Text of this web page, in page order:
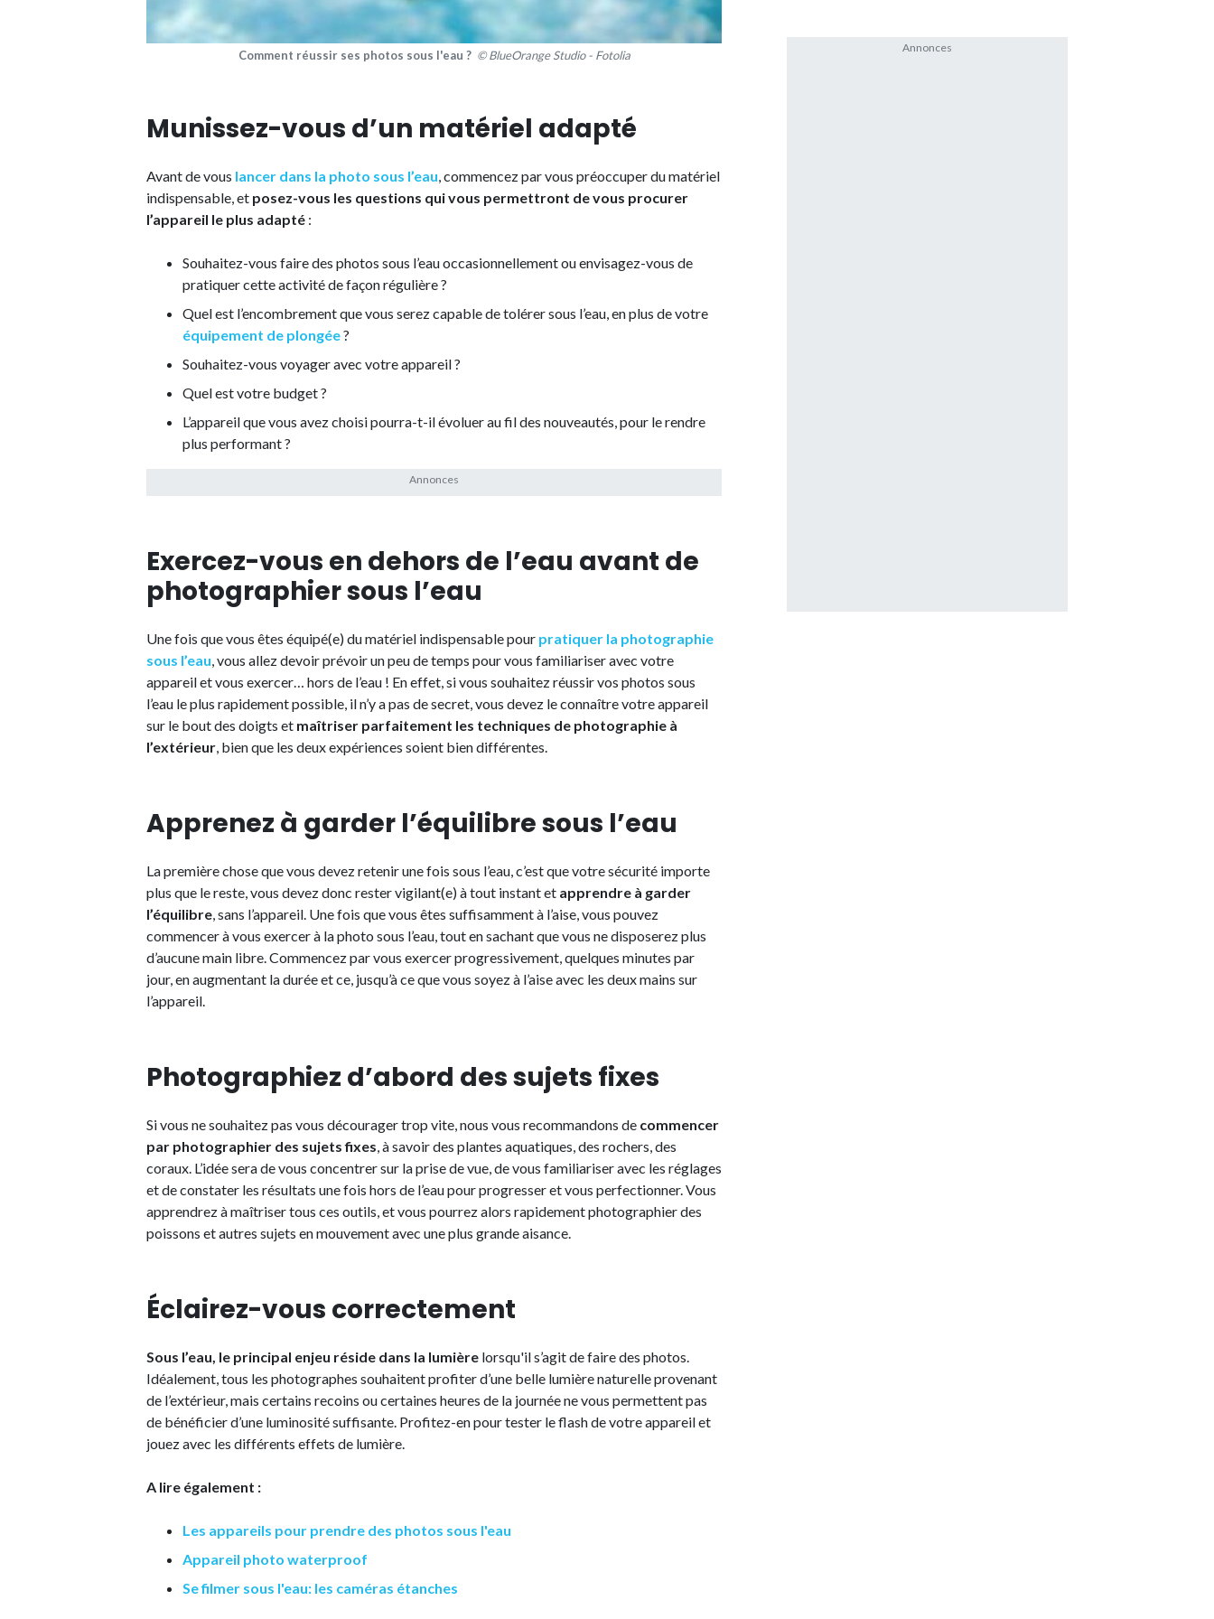
Comment réussir ses photos sous l'eau ? © BlueOrange Studio - Fotolia
Munissez-vous d’un matériel adapté
Avant de vous lancer dans la photo sous l’eau, commencez par vous préoccuper du matériel
indispensable, et posez-vous les questions qui vous permettront de vous procurer
l’appareil le plus adapté :
Souhaitez-vous faire des photos sous l’eau occasionnellement ou envisagez-vous de
pratiquer cette activité de façon régulière ?
Quel est l’encombrement que vous serez capable de tolérer sous l’eau, en plus de votre
équipement de plongée?
Souhaitez-vous voyager avec votre appareil ?
Quel est votre budget ?
L’appareil que vous avez choisi pourra-t-il évoluer au fil des nouveautés, pour le rendre
plus performant ?
Exercez-vous en dehors de l’eau avant de
photographier sous l’eau
Une fois que vous êtes équipé(e) du matériel indispensable pour pratiquer la photographie
sous l’eau, vous allez devoir prévoir un peu de temps pour vous familiariser avec votre
appareil et vous exercer… hors de l’eau ! En effet, si vous souhaitez réussir vos photos sous
l’eau le plus rapidement possible, il n’y a pas de secret, vous devez le connaître votre appareil
sur le bout des doigts et maîtriser parfaitement les techniques de photographie à
l’extérieur, bien que les deux expériences soient bien différentes.
Apprenez à garder l’équilibre sous l’eau
La première chose que vous devez retenir une fois sous l’eau, c’est que votre sécurité importe
plus que le reste, vous devez donc rester vigilant(e) à tout instant et apprendre à garder
l’équilibre, sans l’appareil. Une fois que vous êtes suffisamment à l’aise, vous pouvez
commencer à vous exercer à la photo sous l’eau, tout en sachant que vous ne disposerez plus
d’aucune main libre. Commencez par vous exercer progressivement, quelques minutes par
jour, en augmentant la durée et ce, jusqu’à ce que vous soyez à l’aise avec les deux mains sur
l’appareil.
Photographiez d’abord des sujets fixes
Si vous ne souhaitez pas vous décourager trop vite, nous vous recommandons de commencer
par photographier des sujets fixes, à savoir des plantes aquatiques, des rochers, des
coraux. L’idée sera de vous concentrer sur la prise de vue, de vous familiariser avec les réglages
et de constater les résultats une fois hors de l’eau pour progresser et vous perfectionner. Vous
apprendrez à maîtriser tous ces outils, et vous pourrez alors rapidement photographier des
poissons et autres sujets en mouvement avec une plus grande aisance.
Éclairez-vous correctement
Sous l’eau, le principal enjeu réside dans la lumière lorsqu'il s’agit de faire des photos.
Idéalement, tous les photographes souhaitent profiter d’une belle lumière naturelle provenant
de l’extérieur, mais certains recoins ou certaines heures de la journée ne vous permettent pas
de bénéficier d’une luminosité suffisante. Profitez-en pour tester le flash de votre appareil et
jouez avec les différents effets de lumière.
A lire également :
Les appareils pour prendre des photos sous l'eau
Appareil photo waterproof
Se filmer sous l'eau: les caméras étanches